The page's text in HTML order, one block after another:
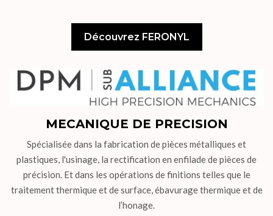
Découvrez FERONYL
MECANIQUE DE PRECISION
Spécialisée dans la fabrication de pièces métalliques et
plastiques, l'usinage, la rectification en enfilade de pièces de
précision. Et dans les opérations de finitions telles que le
traitement thermique et de surface, ébavurage thermique et de
l’honage.